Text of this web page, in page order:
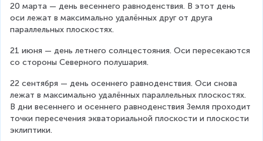
20 марта — день весеннего равноденствия. В этот день
оси лежат в максимально удалённых друг от друга
параллельных плоскостях.
21 июня — день летнего солнцестояния. Оси пересекаются
со стороны Северного полушария.
22 сентября — день осеннего равноденствия. Оси снова
лежат в максимально удалённых параллельных плоскостях.
В дни весеннего и осеннего равноденствия Земля проходит
точки пересечения экваториальной плоскости и плоскости
эклиптики.